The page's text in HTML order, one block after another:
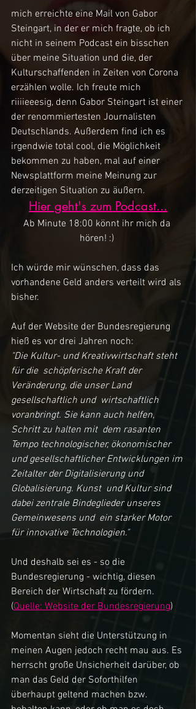
mich erreichte eine Mail von Gabor
Steingart, in der er mich fragte, ob ich
nicht in seinem Podcast ein bisschen
über meine Situation und die, der
Kulturschaffenden in Zeiten von Corona
erzählen wolle. Ich freute mich
riiiieeesig, denn Gabor Steingart ist einer
der renommiertesten Journalisten
Deutschlands. Außerdem find ich es
irgendwie total cool, die Möglichkeit
bekommen zu haben, mal auf einer
Newsplattform meine Meinung zur
derzeitigen Situation zu äußern.
Hier geht's zum Podcast...
Ab Minute 18:00 könnt ihr mich da
hören! :)
Ich würde mir wünschen, dass das
vorhandene Geld anders verteilt wird als
bisher.
Auf der Website der Bundesregierung
hieß es vor drei Jahren noch:
"Die Kultur- und Kreativwirtschaft steht
für die  schöpferische Kraft der
Veränderung, die unser Land
gesellschaftlich und  wirtschaftlich
voranbringt. Sie kann auch helfen,
Schritt zu halten mit  dem rasanten
Tempo technologischer, ökonomischer
und gesellschaftlicher Entwicklungen im
Zeitalter der Digitalisierung und
Globalisierung. Kunst  und Kultur sind
dabei zentrale Bindeglieder unseres
Gemeinwesens und  ein starker Motor
für innovative Technologien."
Und deshalb sei es - so die
Bundesregierung - wichtig, diesen
Bereich der Wirtschaft zu fördern.
(Quelle: Website der Bundesregierung)
Momentan sieht die Unterstützung in
meinen Augen jedoch recht mau aus. Es
herrscht große Unsicherheit darüber, ob
man das Geld der Soforthilfen
überhaupt geltend machen bzw.